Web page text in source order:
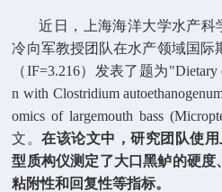
近日，上海海洋大学水产科
冷向军教授团队在水产领域国际
（IF=3.216）发表了题为"Dietary
n with Clostridium
omics of largemouth bass
文。在该论文中，研究团队使
型质构仪测定了大口黑鲈的硬度
粘附性和回复性等指标。